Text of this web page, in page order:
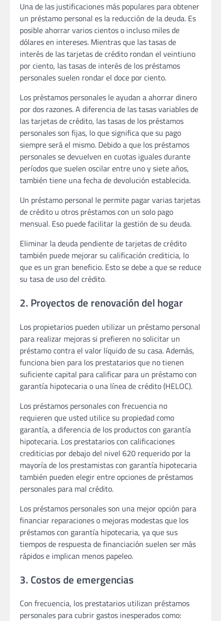
Una de las justificaciones más populares para obtener
un préstamo personal es la reducción de la deuda. Es
posible ahorrar varios cientos o incluso miles de
dólares en intereses. Mientras que las tasas de
interés de las tarjetas de crédito rondan el veintiuno
por ciento, las tasas de interés de los préstamos
personales suelen rondar el doce por ciento.
Los préstamos personales le ayudan a ahorrar dinero
por dos razones. A diferencia de las tasas variables de
las tarjetas de crédito, las tasas de los préstamos
personales son fijas, lo que significa que su pago
siempre será el mismo. Debido a que los préstamos
personales se devuelven en cuotas iguales durante
períodos que suelen oscilar entre uno y siete años,
también tiene una fecha de devolución establecida.
Un préstamo personal le permite pagar varias tarjetas
de crédito u otros préstamos con un solo pago
mensual. Eso puede facilitar la gestión de su deuda.
Eliminar la deuda pendiente de tarjetas de crédito
también puede mejorar su calificación crediticia, lo
que es un gran beneficio. Esto se debe a que se reduce
su tasa de uso del crédito.
2. Proyectos de renovación del hogar
Los propietarios pueden utilizar un préstamo personal
para realizar mejoras si prefieren no solicitar un
préstamo contra el valor líquido de su casa. Además,
funciona bien para los prestatarios que no tienen
suficiente capital para calificar para un préstamo con
garantía hipotecaria o una línea de crédito (HELOC).
Los préstamos personales con frecuencia no
requieren que usted utilice su propiedad como
garantía, a diferencia de los productos con garantía
hipotecaria. Los prestatarios con calificaciones
crediticias por debajo del nivel 620 requerido por la
mayoría de los prestamistas con garantía hipotecaria
también pueden elegir entre opciones de préstamos
personales para mal crédito.
Los préstamos personales son una mejor opción para
financiar reparaciones o mejoras modestas que los
préstamos con garantía hipotecaria, ya que sus
tiempos de respuesta de financiación suelen ser más
rápidos e implican menos papeleo.
3. Costos de emergencias
Con frecuencia, los prestatarios utilizan préstamos
personales para cubrir gastos inesperados como: